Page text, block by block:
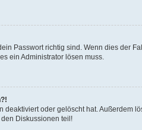
Passwort richtig sind. Wenn dies der
ein Administrator lösen muss.
oder gelöscht hat.
Diskussionen teil!